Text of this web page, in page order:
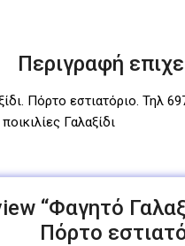
Περιγραφή
Πόρτο εστιατόριο. Τηλ
Γαλαξίδι
“Φαγητό
Πόρτο